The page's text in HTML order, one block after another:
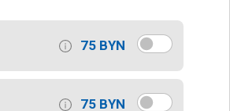
75 BYN
75 BYN